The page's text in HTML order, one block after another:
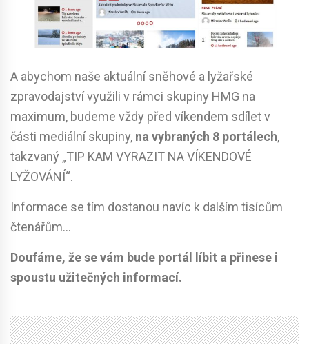
A abychom naše aktuální sněhové a lyžařské
zpravodajství využili v rámci skupiny HMG na
maximum, budeme vždy před víkendem sdílet v
části mediální skupiny, na vybraných 8 portálech,
takzvaný „TIP KAM VYRAZIT NA VÍKENDOVÉ
LYŽOVÁNÍ“.
Informace se tím dostanou navíc k dalším tisícům
čtenářům…
Doufáme, že se vám bude portál líbit a přinese i
spoustu užitečných informací.